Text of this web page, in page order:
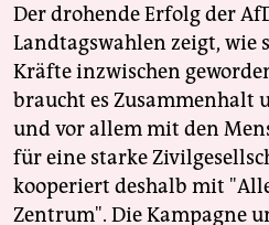
Der drohende Erfolg der
Landtagswahlen zeigt, wie
Kräfte inzwischen
braucht es Zusammenhalt
und vor allem mit den
für eine starke
kooperiert deshalb mit
Zentrum". Die Kampagne